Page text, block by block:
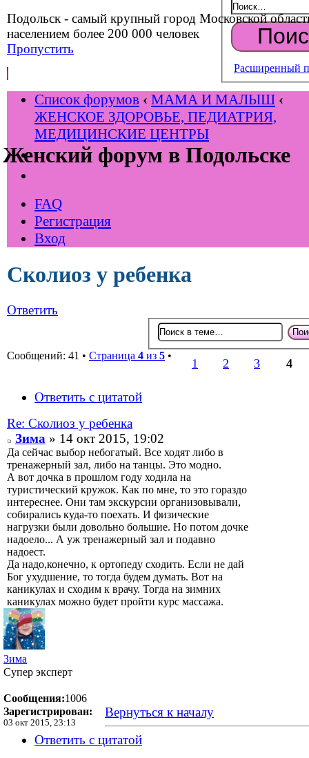
Подольск - самый крупный город Московской
населением более 200 000 человек
Пропустить
Женский форум в Подольске
Расширенный
Список форумов ‹ МАМА И МАЛЫШ ‹
ЖЕНСКОЕ ЗДОРОВЬЕ, ПЕДИАТРИЯ,
МЕДИЦИНСКИЕ ЦЕНТРЫ
FAQ
Регистрация
Вход
Сколиоз у ребенка
Ответить
Сообщений: 41 • Страница 4 из 5 •
1 2 3 4
Ответить с цитатой
Re: Сколиоз у ребенка
Зима» 14 окт 2015, 19:02
Да сейчас выбор небогатый. Все ходят либо в
тренажерный зал, либо на танцы. Это модно.
А вот дочка в прошлом году ходила на
туристический кружок. Как по мне, то это гораздо
интереснее. Они там экскурсии организовывали,
собирались куда-то поехать. И физические
нагрузки были довольно большие. Но потом дочке
надоело... А уж тренажерный зал и подавно
надоест.
Да надо,конечно, к ортопеду сходить. Если не дай
Бог ухудшение, то тогда будем думать. Вот на
каникулах и сходим к врачу. Тогда на зимних
каникулах можно будет пройти курс массажа.
Зима
Супер эксперт
Сообщения:1006
Зарегистрирован:
03 окт 2015, 23:13
Вернуться к началу
Ответить с цитатой